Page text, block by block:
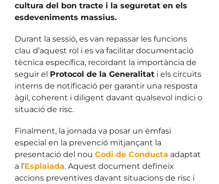
cultura del bon tracte i la seguretat en els
esdeveniments massius.
Durant la sessió, es van repassar les funcions
clau d’aquest rol i es va facilitar documentació
tècnica específica, recordant la importància de
seguir el Protocol de la Generalitati els circuits
interns de notificació per garantir una resposta
àgil, coherent i diligent davant qualsevol indici o
situació de risc.
Finalment, la jornada va posar un èmfasi
especial en la prevenció mitjançant la
presentació del nou Codi de Conducta adaptat
a l’Esplaiada. Aquest document defineix
accions preventives davant situacions de risc i